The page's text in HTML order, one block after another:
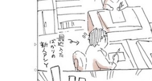
エネルギーの専門メディア
建設×テクノロジーの最前線
ちょっと気になるネットの話題